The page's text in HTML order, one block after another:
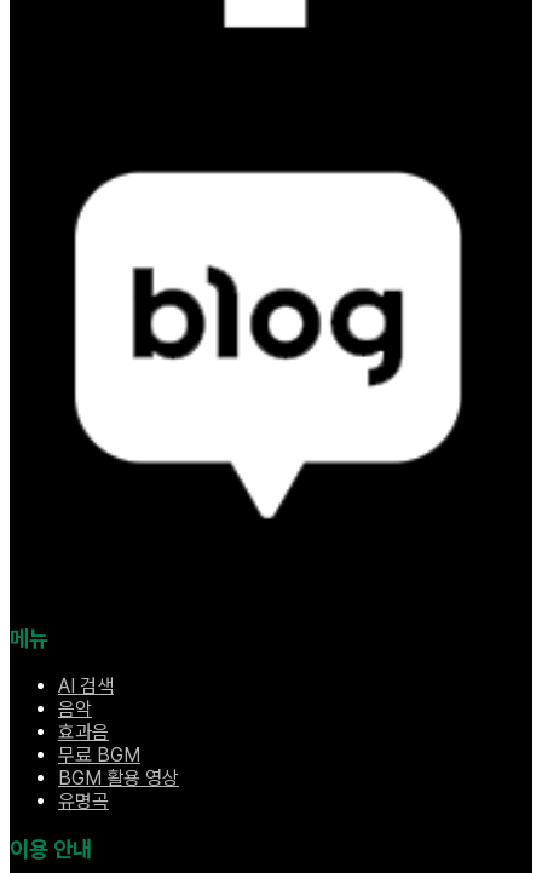
메뉴
AI 검색
음악
효과음
무료 BGM
BGM 활용 영상
유명곡
이용 안내